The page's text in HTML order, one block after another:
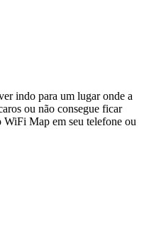
indo para um lugar onde a
ou não consegue ficar
WiFi Map em seu telefone ou